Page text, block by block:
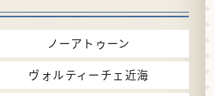
ノーアトゥーン
ヴォルティーチェ近海